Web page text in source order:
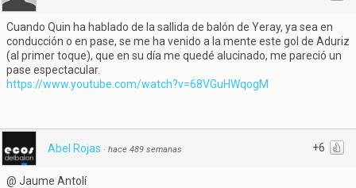
Cuando Quin ha hablado de la sallida de balón de Yeray, ya sea en
conducción o en pase, se me ha venido a la mente este gol de Aduriz
(al primer toque), que en su día me quedé alucinado, me pareció un
pase espectacular.
https://www.youtube.com/watch?v=68VGuHWqogM
+6
Abel Rojas · hace 489 semanas
@ Jaume Antolí